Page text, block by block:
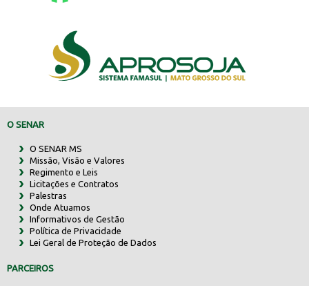
O SENAR
O SENAR MS
Missão, Visão e Valores
Regimento e Leis
Licitações e Contratos
Palestras
Onde Atuamos
Informativos de Gestão
Política de Privacidade
Lei Geral de Proteção de Dados
PARCEIROS